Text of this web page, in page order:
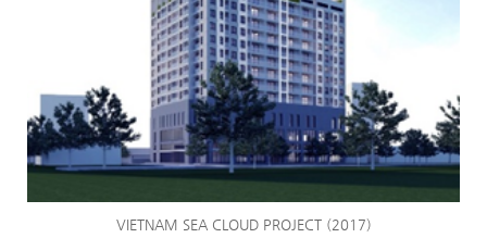
VIETNAM SEA CLOUD PROJECT (2017)